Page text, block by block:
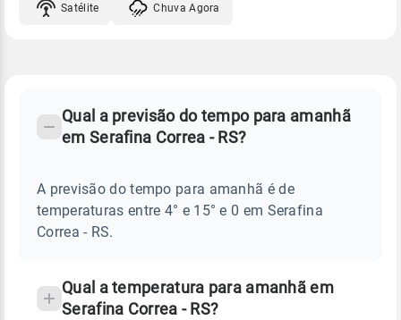
Satélite Chuva Agora
SERAFINA
CORREA
Perguntas
sobre
chuva
Qual a previsão do tempo para amanhã
em Serafina Correa - RS?
A previsão do tempo para amanhã é de
temperaturas entre 4° e 15° e 0 em Serafina
Correa - RS.
Qual a temperatura para amanhã em
Serafina Correa - RS?